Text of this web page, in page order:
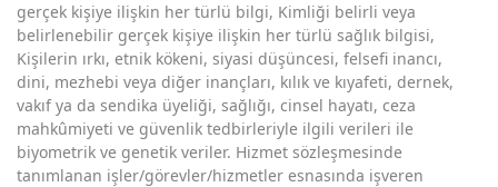
gerçek kişiye ilişkin her türlü bilgi, Kimliği belirli veya
belirlenebilir gerçek kişiye ilişkin her türlü sağlık bilgisi,
Kişilerin ırkı, etnik kökeni, siyasi düşüncesi, felsefi inancı,
dini, mezhebi veya diğer inançları, kılık ve kıyafeti, dernek,
vakıf ya da sendika üyeliği, sağlığı, cinsel hayatı, ceza
mahkûmiyeti ve güvenlik tedbirleriyle ilgili verileri ile
biyometrik ve genetik veriler. Hizmet sözleşmesinde
tanımlanan işler/görevler/hizmetler esnasında işveren